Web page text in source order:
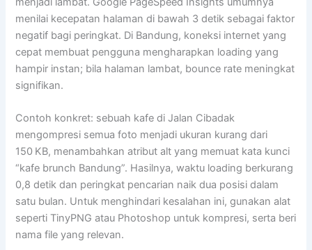
menilai kecepatan halaman di bawah 3 detik sebagai faktor
negatif bagi peringkat. Di Bandung, koneksi internet yang
cepat membuat pengguna mengharapkan loading yang
hampir instan; bila halaman lambat, bounce rate meningkat
signifikan.
Contoh konkret: sebuah kafe di Jalan Cibadak
mengompresi semua foto menjadi ukuran kurang dari
150 KB, menambahkan atribut alt yang memuat kata kunci
“kafe brunch Bandung”. Hasilnya, waktu loading berkurang
0,8 detik dan peringkat pencarian naik dua posisi dalam
satu bulan. Untuk menghindari kesalahan ini, gunakan alat
seperti TinyPNG atau Photoshop untuk kompresi, serta beri
nama file yang relevan.